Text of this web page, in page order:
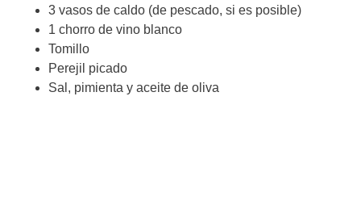
3 vasos de caldo (de pescado, si es posible)
1 chorro de vino blanco
Tomillo
Perejil picado
Sal, pimienta y aceite de oliva